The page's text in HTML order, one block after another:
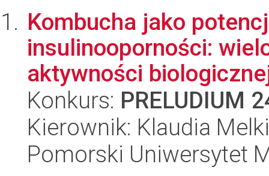
Kombucha jako
insulinooporności:
aktywności
Konkurs: PRELUDIUM
Kierownik: Klaudia
Pomorski Uniwersytet